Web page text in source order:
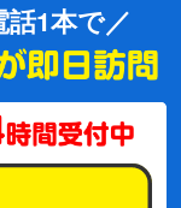
話1本で